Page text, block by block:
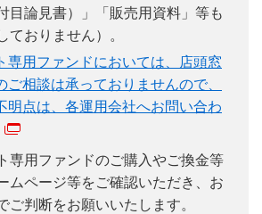
目論見書）」「販売用資料」等も
ておりません）。
専用ファンドにおいては、店頭窓
ご相談は承っておりませんので、
明点は、各運用会社へお問い合わ
専用ファンドのご購入やご換金等
ムページ等をご確認いただき、お
ご判断をお願いいたします。